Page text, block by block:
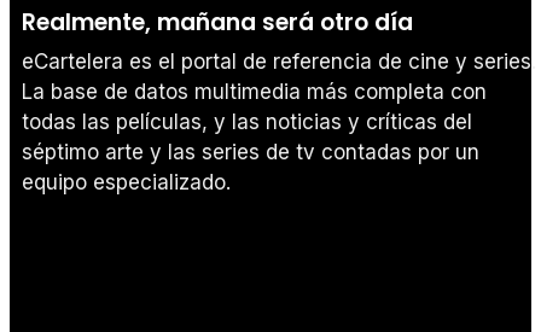
Realmente, mañana será otro día
eCartelera es el portal de referencia de cine y series.
La base de datos multimedia más completa con
todas las películas, y las noticias y críticas del
séptimo arte y las series de tv contadas por un
equipo especializado.